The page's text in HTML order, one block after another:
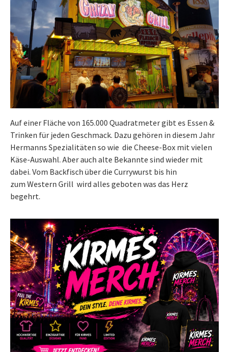
Auf einer Fläche von 165.000 Quadratmeter gibt es Essen &
Trinken für jeden Geschmack. Dazu gehören in diesem Jahr
Hermanns Spezialitäten so wie die Cheese-Box mit vielen
Käse-Auswahl. Aber auch alte Bekannte sind wieder mit
dabei. Vom Backfisch über die Currywurst bis hin
zum Western Grill wird alles geboten was das Herz
begehrt.